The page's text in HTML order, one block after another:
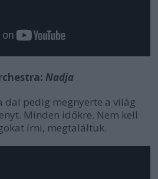
Nadja
dal pedig megnyerte a világ
Minden időkre. Nem kell
írni, megtaláltuk.